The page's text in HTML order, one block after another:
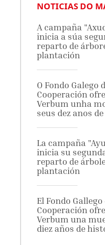
NOTICIAS DO
A campaña
inicia a súa
reparto de
plantación
O Fondo Galego
Cooperación
Verbum unha
seus dez anos
La campaña
inicia su
reparto de
plantación
El Fondo Gallego
Cooperación
Verbum una
diez años de